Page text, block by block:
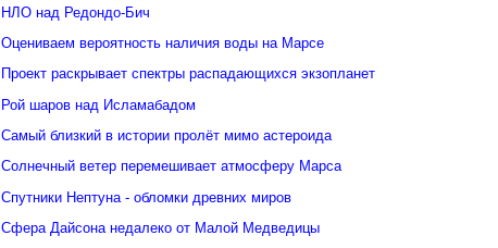
НЛО над Редондо-Бич
Оцениваем вероятность наличия воды на Марсе
Проект раскрывает спектры распадающихся экзопланет
Рой шаров над Исламабадом
Самый близкий в истории пролёт мимо астероида
Солнечный ветер перемешивает атмосферу Марса
Спутники Нептуна - обломки древних миров
Сфера Дайсона недалеко от Малой Медведицы